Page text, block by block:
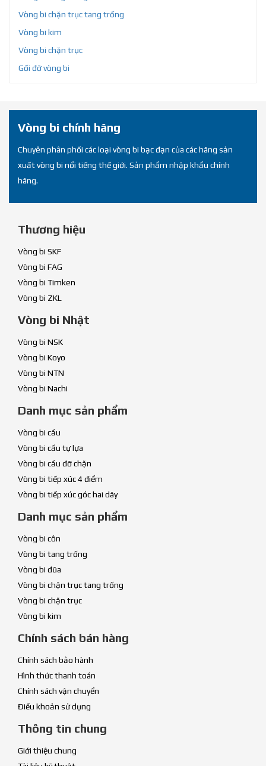
Vòng bi chặn trục tang trống
Vòng bi kim
Vòng bi chặn trục
Gối đỡ vòng bi
Vòng bi chính hãng
Chuyên phân phối các loại vòng bi bạc đạn của các hãng sản
xuất vòng bi nổi tiếng thế giới. Sản phẩm nhập khẩu chính
hãng.
Thương hiệu
Vòng bi SKF
Vòng bi FAG
Vòng bi Timken
Vòng bi ZKL
Vòng bi Nhật
Vòng bi NSK
Vòng bi Koyo
Vòng bi NTN
Vòng bi Nachi
Danh mục sản phẩm
Vòng bi cầu
Vòng bi cầu tự lựa
Vòng bi cầu đỡ chặn
Vòng bi tiếp xúc 4 điểm
Vòng bi tiếp xúc góc hai dãy
Danh mục sản phẩm
Vòng bi côn
Vòng bi tang trống
Vòng bi đũa
Vòng bi chặn trục tang trống
Vòng bi chặn trục
Vòng bi kim
Chính sách bán hàng
Chính sách bảo hành
Hình thức thanh toán
Chính sách vận chuyển
Điều khoản sử dụng
Thông tin chung
Giới thiệu chung